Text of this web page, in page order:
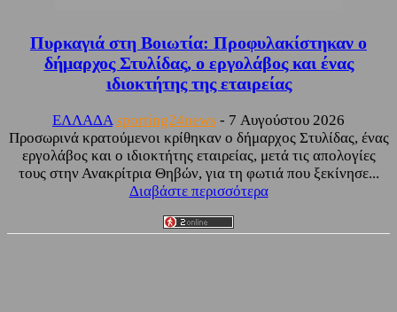
Πυρκαγιά στη Βοιωτία: Προφυλακίστηκαν ο
δήμαρχος Στυλίδας, ο εργολάβος και ένας
ιδιοκτήτης της εταιρείας
ΕΛΛΑΔΑ sporting24news - 7 Αυγούστου 2026
Προσωρινά κρατούμενοι κρίθηκαν ο δήμαρχος Στυλίδας, ένας
εργολάβος και ο ιδιοκτήτης εταιρείας, μετά τις απολογίες
τους στην Ανακρίτρια Θηβών, για τη φωτιά που ξεκίνησε...
Διαβάστε περισσότερα